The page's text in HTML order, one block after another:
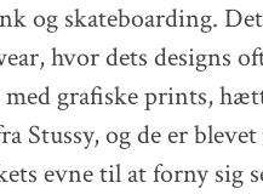
og skateboarding.
hvor dets designs
grafiske prints,
Stussy, og de er
evne til at forny sig